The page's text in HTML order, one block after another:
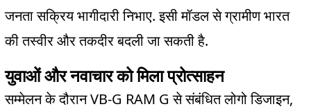
जनता सक्रिय भागीदारी निभाए.इसी मॉडल से ग्रामीण भारत
की तस्वीर और तकदीर बदली जा सकती है.
युवाओं और नवाचार को मिला प्रोत्साहन
सम्मेलन के दौरानVB-G RAM Gसे संबंधित लोगो डिजाइन,